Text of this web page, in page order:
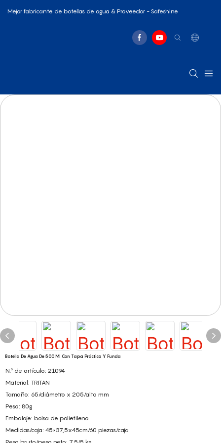
Mejor fabricante de botellas de agua & Proveedor - Safeshine
Botella De Agua De 500 Ml Con Tapa Práctica Y Funda
N.º de artículo: 21094
Material: TRITAN
Tamaño: 65/diámetro x 205/alto mm
Peso: 80g
Embalaje: bolsa de polietileno
Medidas/caja: 45×37,5x45cm/60 piezas/caja